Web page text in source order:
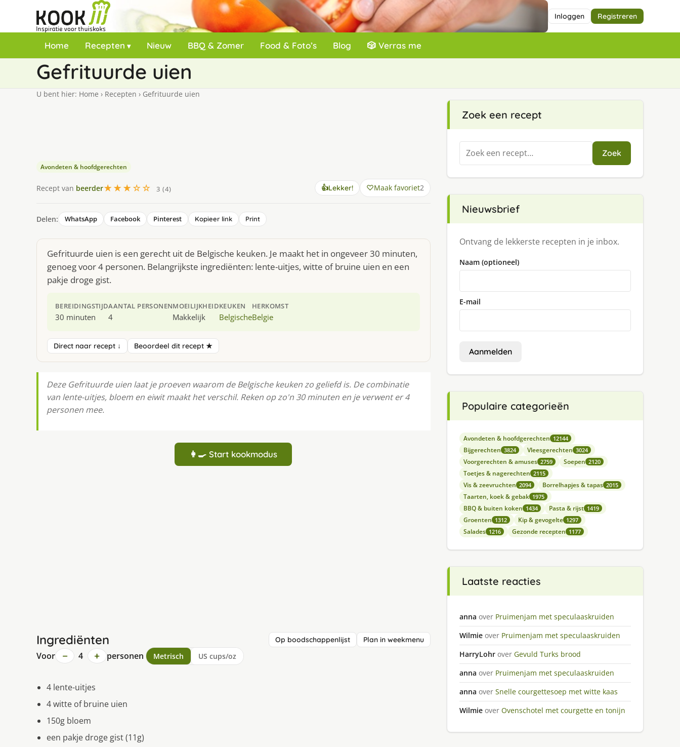
Inloggen Registreren
Home Recepten Nieuw BBQ & Zomer Food & Foto’s Blog 🎲 Verras me
Gefrituurde uien
U bent hier: Home › Recepten › Gefrituurde uien
Avondeten & hoofdgerechten
Recept van beerder★★★☆☆ 3 (4) 👍Lekker! Maak favoriet2
Delen: WhatsApp Facebook Pinterest Kopieer link Print
Gefrituurde uien is een gerecht uit de Belgische keuken. Je maakt het in ongeveer 30 minuten,
genoeg voor 4 personen. Belangrijkste ingrediënten: lente-uitjes, witte of bruine uien en een
pakje droge gist.
BEREIDINGSTIJD
30 minuten
AANTAL PERSONEN
4
MOEILIJKHEID
Makkelijk
KEUKEN
Belgische
HERKOMST
Belgie
Direct naar recept ↓ Beoordeel dit recept ★
Deze Gefrituurde uien laat je proeven waarom de Belgische keuken zo geliefd is. De combinatie
van lente-uitjes, bloem en eiwit maakt het verschil. Reken op zo'n 30 minuten en je verwent er 4
personen mee.
👩‍🍳 Start kookmodus
Ingrediënten Op boodschappenlijst Plan in weekmenu
Voor − 4 + personen Metrisch US cups/oz
4 lente-uitjes
4 witte of bruine uien
150g bloem
een pakje droge gist (11g)
Zoek een recept
Zoeken
naar:
Zoek
Nieuwsbrief
Ontvang de lekkerste recepten in je inbox.
Naam (optioneel)
E-mail
Aanmelden
Populaire categorieën
Avondeten & hoofdgerechten 12144
Bijgerechten 3824 Vleesgerechten 3024
Voorgerechten & amuses 2759 Soepen 2120
Toetjes & nagerechten 2115
Vis & zeevruchten 2094 Borrelhapjes & tapas 2015
Taarten, koek & gebak 1975
BBQ & buiten koken 1434 Pasta & rijst 1419
Groenten 1312 Kip & gevogelte 1297
Salades 1216 Gezonde recepten 1177
Laatste reacties
anna over Pruimenjam met speculaaskruiden
Wilmie over Pruimenjam met speculaaskruiden
HarryLohr over Gevuld Turks brood
anna over Pruimenjam met speculaaskruiden
anna over Snelle courgettesoep met witte kaas
Wilmie over Ovenschotel met courgette en tonijn